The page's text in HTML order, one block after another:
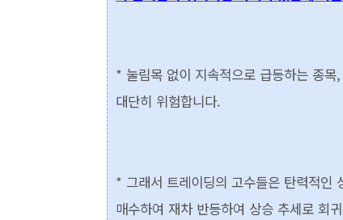
* 눌림목 없이 지속적으로 급등하는 종
대단히 위험합니다.
* 그래서 트레이딩의 고수들은 탄력적인
매수하여 재차 반등하여 상승 추세로 회